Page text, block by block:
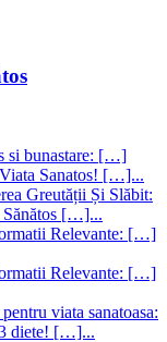
si bunastare: […]
Sanatos! […]...
Greutății Și Slăbit:
[…]...
Relevante: […]
Relevante: […]
viata sanatoasa:
diete! […]...